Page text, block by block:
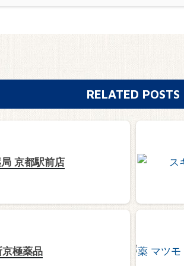
RELATED POSTS
京都駅前店
京極薬品